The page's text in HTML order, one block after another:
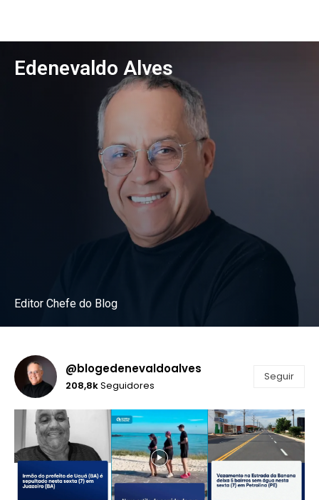
Edenevaldo Alves
Editor Chefe do Blog
Instagram
@blogedenevaldoalves
208,8kSeguidores
Seguir